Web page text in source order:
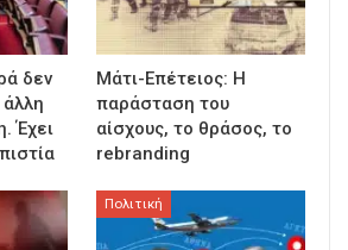
δεν
Έχει
Μάτι-Επέτειος: Η
παράσταση του
αίσχους, το θράσος, το
rebranding
Πολιτική